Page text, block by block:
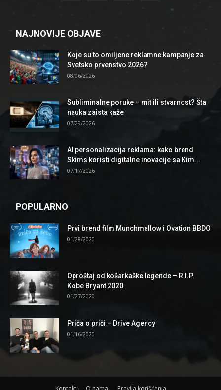
NAJNOVIJE OBJAVE
Koje su to omiljene reklamne kampanje za
Svetsko prvenstvo 2026?
08/06/2026
Subliminalne poruke – mit ili stvarnost? Šta
nauka zaista kaže
07/29/2026
AI personalizacija reklama: kako brend
Skims koristi digitalne inovacije sa Kim...
07/17/2026
POPULARNO
Prvi brend film Munchmallow i Ovation BBDO
01/28/2020
Oproštaj od košarkaške legende – R.I.P.
Kobe Bryant 2020
01/27/2020
Priča o priči – Drive Agency
01/16/2020
Kontakt O nama Pravila korišćenja